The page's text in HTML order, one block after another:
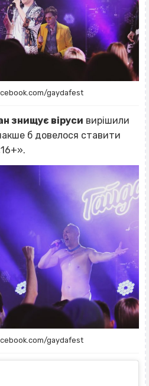
gaydafest
знищує віруси вирішили
б довелося ставити
gaydafest